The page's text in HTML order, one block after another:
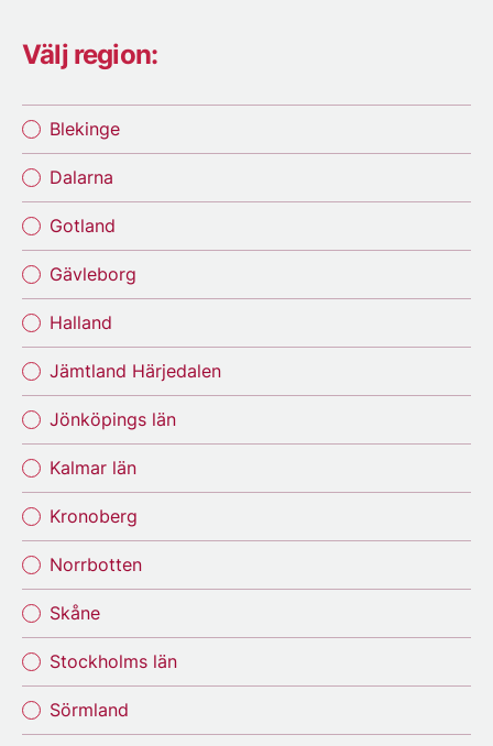
Välj region:
Blekinge
Dalarna
Gotland
Gävleborg
Halland
Jämtland Härjedalen
Jönköpings län
Kalmar län
Kronoberg
Norrbotten
Skåne
Stockholms län
Sörmland